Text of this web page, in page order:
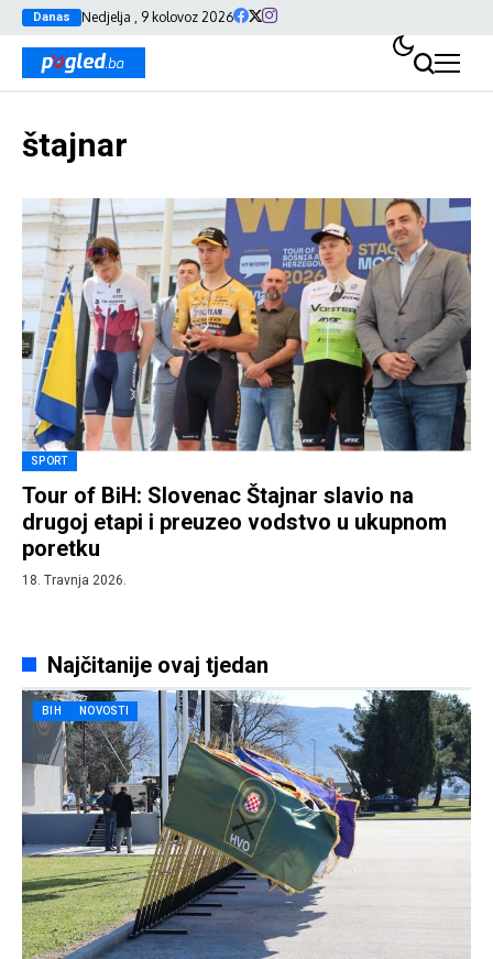
Danas Nedjelja , 9 kolovoz 2026
štajnar
SPORT
Tour of BiH: Slovenac Štajnar slavio na
drugoj etapi i preuzeo vodstvo u ukupnom
poretku
18. Travnja 2026.
Najčitanije ovaj tjedan
BIH NOVOSTI